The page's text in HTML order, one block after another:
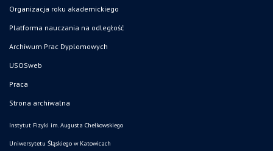
Organizacja roku akademickiego
Platforma nauczania na odległość
Archiwum Prac Dyplomowych
USOSweb
Praca
Strona archiwalna
Instytut Fizyki im. Augusta Chełkowskiego
Uniwersytetu Śląskiego w Katowicach